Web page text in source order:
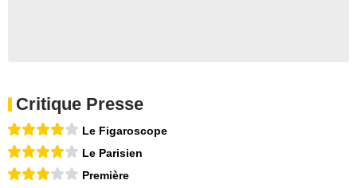
Critique Presse
Le Figaroscope
Le Parisien
Première